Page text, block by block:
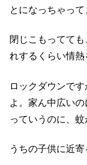
とになっちゃって
閉じこもってて
れするくらい情熱
ロックダウンで
よ。家ん中広い
っていうのに、蚊
うちの子供に近寄